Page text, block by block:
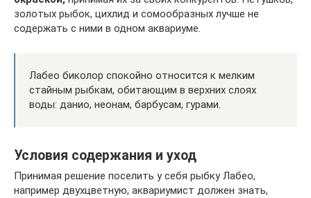
золотых рыбок, цихлид и сомообразных лучше не
содержать с ними в одном аквариуме.
Лабео биколор спокойно относится к мелким
стайным рыбкам, обитающим в верхних слоях
воды: данио, неонам, барбусам, гурами.
Условия содержания и уход
Принимая решение поселить у себя рыбку Лабео,
например двухцветную, аквариумист должен знать,